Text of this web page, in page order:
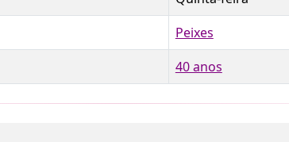
Peixes
40 anos